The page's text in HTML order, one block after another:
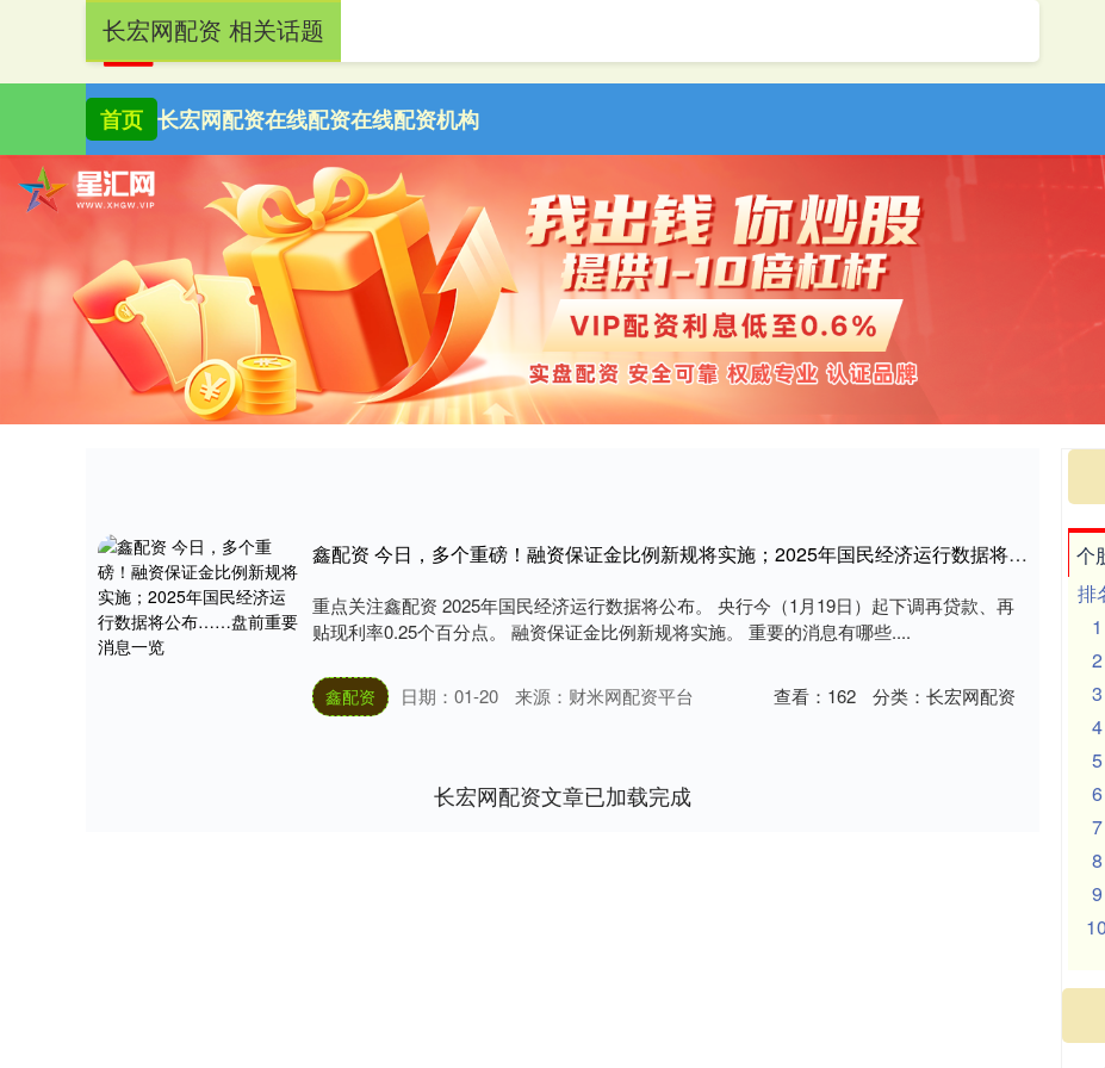
首页 长宏网配资在线配资在线配资机构
长宏网配资 相关话题
鑫配资 今日，多个重磅！融资保证金比例新规将实施；2025年国民经济运行数据将公布……盘前重要消息一览
重点关注鑫配资 2025年国民经济运行数据将公布。 央行今（1月19日）起下调再贷款、再
贴现利率0.25个百分点。 融资保证金比例新规将实施。 重要的消息有哪些....
鑫配资 日期：01-20 来源：财米网配资平台 查看： 162 分类： 长宏网配资
长宏网配资文章已加载完成
个
排
1
2
3
4
5
6
7
8
9
10